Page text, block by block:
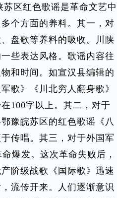
区红色歌谣是革命文艺中
个方面的养料。其一，对
盘歌等养料的吸收。川陕
些表达风格。歌谣内容往
和时间。如宣汉县编辑的
歌》《川北穷人翻身歌》
100字以上。其二，对于
豫皖苏区的红色歌谣《八
传唱。其三，对于外国军
爆发。这次革命失败后，
阶级战歌《国际歌》迅速
流传开来。人们逐渐意识